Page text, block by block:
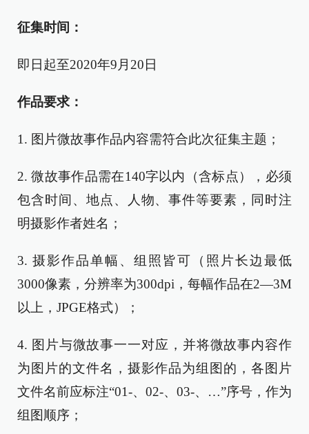
征集时间：
即日起至2020年9月20日
作品要求：
1. 图片微故事作品内容需符合此次征集主题；
2. 微故事作品需在140字以内（含标点），必须
包含时间、地点、人物、事件等要素，同时注
明摄影作者姓名；
3. 摄影作品单幅、组照皆可（照片长边最低
3000像素，分辨率为300dpi，每幅作品在2—3M
以上，JPGE格式）；
4. 图片与微故事一一对应，并将微故事内容作
为图片的文件名，摄影作品为组图的，各图片
文件名前应标注“01-、02-、03-、…”序号，作为
组图顺序；